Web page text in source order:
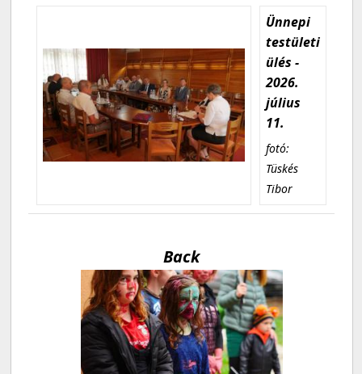
Ünnepi
testületi
ülés -
2026.
július
11.
fotó:
Tüskés
Tibor
Back